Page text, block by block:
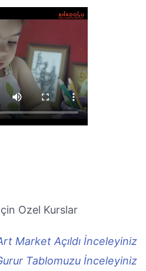
Ozel Kurslar
Market Açıldı İnceleyiniz
Tablomuzu İnceleyiniz